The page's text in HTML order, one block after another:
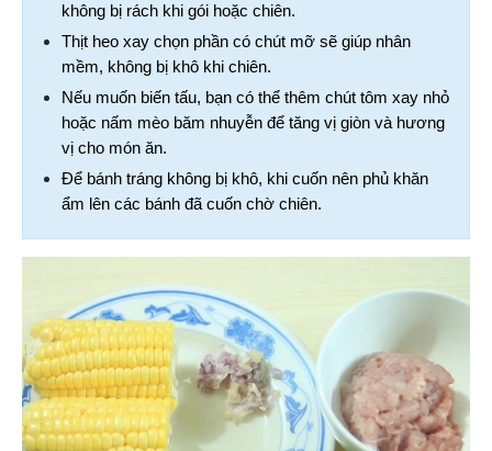
không bị rách khi gói hoặc chiên.
Thịt heo xay chọn phần có chút mỡ sẽ giúp nhân
mềm, không bị khô khi chiên.
Nếu muốn biến tấu, bạn có thể thêm chút tôm xay nhỏ
hoặc nấm mèo băm nhuyễn để tăng vị giòn và hương
vị cho món ăn.
Để bánh tráng không bị khô, khi cuốn nên phủ khăn
ẩm lên các bánh đã cuốn chờ chiên.